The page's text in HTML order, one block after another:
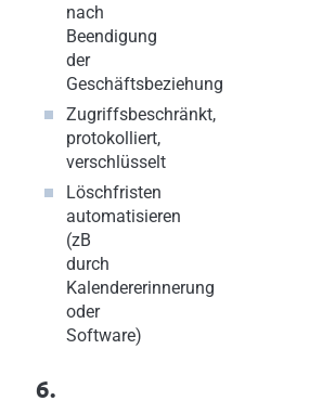
nach
Beendigung
der
Geschäftsbeziehung
Zugriffsbeschränkt,
protokolliert,
verschlüsselt
Löschfristen
automatisieren
(zB
durch
Kalendererinnerung
oder
Software)
6.